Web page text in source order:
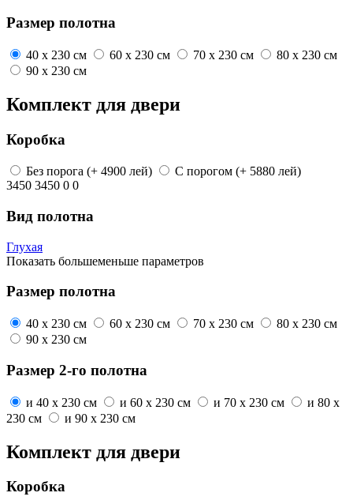
Размер полотна
40 x 230 см 60 x 230 см 70 x 230 см
80 x 230 см
90 x 230 см
Комплект для двери
Коробка
Без порога (+ 4900 лей) С порогом (+ 5880 лей)
3450 3450 0 0
Вид полотна
Глухая
Показать большеменьше параметров
Размер полотна
40 x 230 см 60 x 230 см 70 x 230 см
80 x 230 см
90 x 230 см
Размер 2-го полотна
и 40 x 230 см и 60 x 230 см и 70 x 230 см и 80 x
230 см
и 90 x 230 см
Комплект для двери
Коробка